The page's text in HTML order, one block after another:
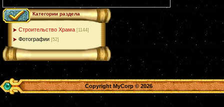
Категории раздела
Строительство Храма [1144]
Фотографии [52]
Copyright MyCorp © 2026